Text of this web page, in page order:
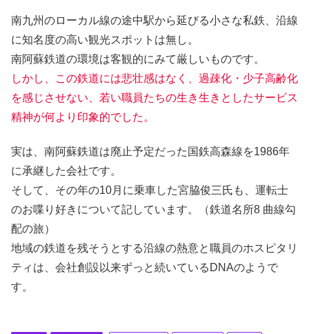
南九州のローカル線の途中駅から延びる小さな私鉄、沿線
に知名度の高い観光スポットは無し。
南阿蘇鉄道の環境は客観的にみて厳しいものです。
しかし、この鉄道には悲壮感はなく、 過疎化・少子高齢化
を感じさせない、若い職員たちの生き生きとしたサービス
精神が何より印象的でした。
実は、南阿蘇鉄道は廃止予定だった国鉄高森線を1986年
に承継した会社です。
そして、その年の10月に乗車した宮脇俊三氏も、運転士
のお喋り好きについて記しています。（鉄道名所8 曲線勾
配の旅）
地域の鉄道を残そうとする沿線の熱意と職員のホスピタリ
ティは、会社創設以来ずっと続いているDNAのようで
す。